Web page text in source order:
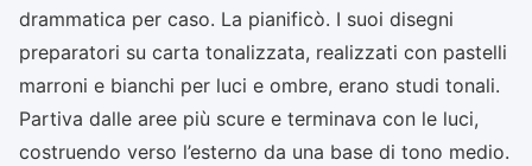
drammatica per caso. La pianificò. I suoi disegni
preparatori su carta tonalizzata, realizzati con pastelli
marroni e bianchi per luci e ombre, erano studi tonali.
Partiva dalle aree più scure e terminava con le luci,
costruendo verso l’esterno da una base di tono medio.